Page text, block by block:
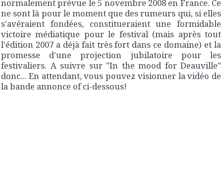
normalement prévue le 5 novembre 2008 en France. Ce
ne sont là pour le moment que des rumeurs qui, si elles
s'avéraient fondées, constitueraient une formidable
victoire médiatique pour le festival (mais après tout
l'édition 2007 a déjà fait très fort dans ce domaine) et la
promesse d'une projection jubilatoire pour les
festivaliers. A suivre sur "In the mood for Deauville"
donc... En attendant, vous pouvez visionner la vidéo de
la bande annonce of ci-dessous!